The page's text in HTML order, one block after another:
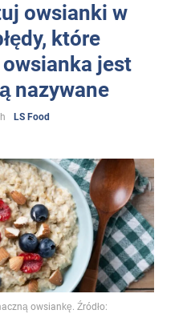
owsianki w
które
jest
nazywane
LS Food
owsiankę. Źródło: